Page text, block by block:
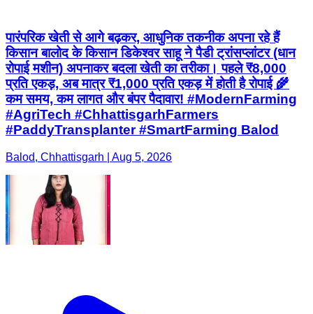
पारंपरिक खेती से आगे बढ़कर, आधुनिक तकनीक अपना रहे हैं
किसान बालोद के किसान डिकेश्वर साहू ने पैडी ट्रांसप्लांटर (धान
रोपाई मशीन) अपनाकर बदला खेती का तरीका। पहले ₹8,000
प्रति एकड़, अब मात्र ₹1,000 प्रति एकड़ में होती है रोपाई 🌾
कम समय, कम लागत और बंपर पैदावार! #ModernFarming
#AgriTech #ChhattisgarhFarmers
#PaddyTransplanter #SmartFarming Balod
Balod, Chhattisgarh | Aug 5, 2026